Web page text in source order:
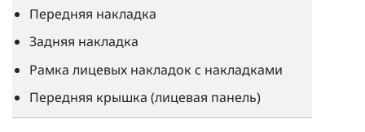
Передняя накладка
Задняя накладка
Рамка лицевых накладок с накладками
Передняя крышка (лицевая панель)